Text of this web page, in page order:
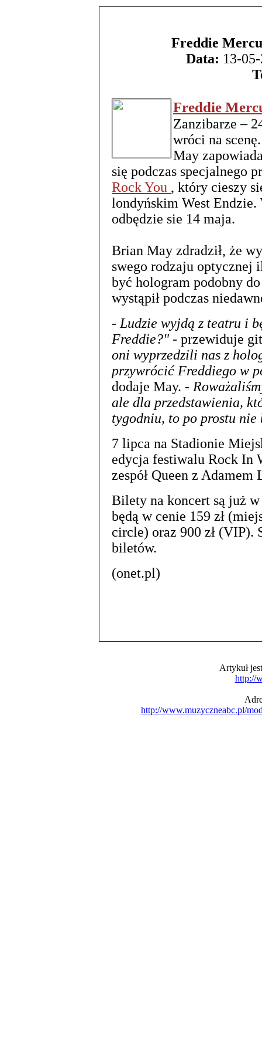
Freddie
Data: 13-
Freddie
Zanzibarze –
wróci na
May
się podczas specjalnego
Rock You , który cieszy
londyńskim West
odbędzie sie 14 maja.
Brian May zdradził, że
swego rodzaju optycznej
być hologram podobny
wystąpił podczas
- Ludzie wyjdą z teatru i
Freddie?" - przewiduje
oni wyprzedzili nas z
przywrócić Freddiego w
dodaje May. -
ale dla przedstawienia,
tygodniu, to po prostu nie
7 lipca na Stadionie
edycja festiwalu Rock In
zespół Queen z
Bilety na koncert są już
będą w cenie 159 zł
circle) oraz 900 zł (VIP).
biletów.
(onet.pl)
Artykuł
http://
http://www.muzyczneabc.pl/